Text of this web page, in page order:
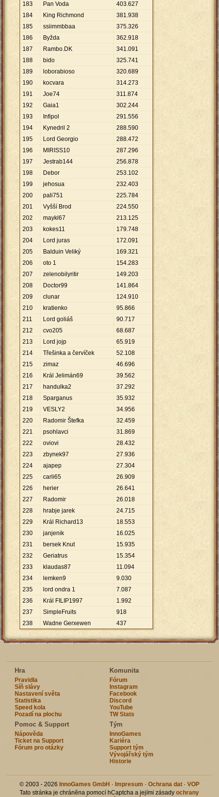
183
Pan Voda 403.627
184
King Richmond 381.938
185
ssiimmbbaa 375.326
186
Byžda 362.918
187
Rambo.DK 341.091
188
bido 325.741
189
loborabioso 320.689
190
kocvara 314.273
191
Joe74 311.874
192
Gaia1 302.244
193
Infipol 291.556
194
Kynedril 2 288.590
195
Lord Georgio 288.472
196
MIRISS10 287.296
197
Jestrab144 256.878
198
Debor 253.102
199
jehosua 232.403
200
pali751 225.784
201
Vyšší Brod 224.550
202
maykl67 213.125
203
kokes11 179.748
204
Lord juras 172.091
205
Balduin Veliký 169.321
206
oto 1 154.283
207
zelenobilyritir 149.203
208
Doctor99 141.864
209
clunar 124.910
210
kratienko 95.866
211
Lord goliáš 90.717
212
cvo205 68.687
213
Lord jojp 65.919
214
Třešinka a červíček 52.108
215
zimaz 46.696
216
Král Jelimán69 39.562
217
handulka2 37.292
218
Sparganus 35.932
219
VESLY2 34.956
220
Radomir Štefka 32.459
221
psohlavci 31.869
222
oviovi 28.432
223
zbynek97 27.936
224
ajapep 27.304
225
carli65 26.909
226
herier 26.641
227
Radomir 26.018
228
hrabje jarek 24.715
229
Král Richard13 18.553
230
janjenik 16.025
231
bersek Knut 15.935
232
Geriatrus 15.354
233
klaudas87 11.094
234
lemken9 9.030
235
lord ondra 1 7.087
236
Král FILIP1997 1.992
237
SimpleFruits
918
238
Wadne Gerxewen 437
Hra
Pravidla
Síň slávy
Nastavení světa
Statistika
Speed kola
Pozadí na plochu
Komunita
Fórum
Instagram
Facebook
Discord
YouTube
TW Stats
Pomoc & Support
Nápověda
Ticket na Support
Fórum pro otázky
Tým
InnoGames
Kariéra
Support tým
Vývojářský tým
Historie
© 2003 - 2026 InnoGames GmbH · Impresum · Ochrana dat · VOP
Tato stránka je chráněna pomocí hCaptcha a jejími zásadyochrany